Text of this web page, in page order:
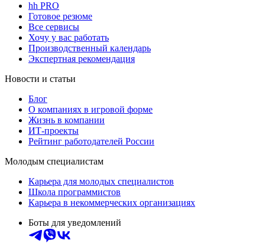
hh PRO
Готовое резюме
Все сервисы
Хочу у вас работать
Производственный календарь
Экспертная рекомендация
Новости и статьи
Блог
О компаниях в игровой форме
Жизнь в компании
ИТ-проекты
Рейтинг работодателей России
Молодым специалистам
Карьера для молодых специалистов
Школа программистов
Карьера в некоммерческих организациях
Боты для уведомлений